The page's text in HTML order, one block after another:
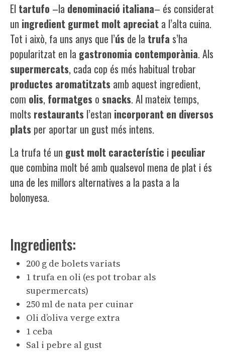
El tartufo –la denominació italiana– és considerat
un ingredient gurmet molt apreciat a l’alta cuina.
Tot i això, fa uns anys que l’ús de la trufa s’ha
popularitzat en la gastronomia contemporània. Als
supermercats, cada cop és més habitual trobar
productes aromatitzats amb aquest ingredient,
com olis, formatges o snacks. Al mateix temps,
molts restaurants l’estan incorporant en diversos
plats per aportar un gust més intens.
La trufa té un gust molt característic i peculiar
que combina molt bé amb qualsevol mena de plat i és
una de les millors alternatives a la pasta a la
bolonyesa.
Ingredients:
200 g de bolets variats
1 trufa en oli (es pot trobar als
supermercats)
250 ml de nata per cuinar
Oli d’oliva verge extra
1 ceba
Sal i pebre al gust